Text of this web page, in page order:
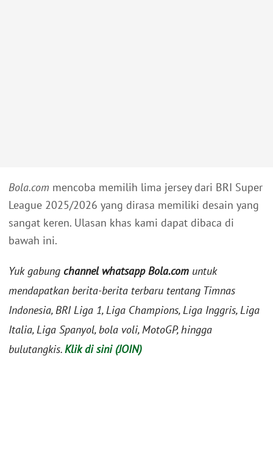
Bola.com mencoba memilih lima jersey dari BRI Super
League 2025/2026 yang dirasa memiliki desain yang
sangat keren. Ulasan khas kami dapat dibaca di
bawah ini.
Yuk gabung channel whatsapp Bola.com untuk
mendapatkan berita-berita terbaru tentang Timnas
Indonesia, BRI Liga 1, Liga Champions, Liga Inggris, Liga
Italia, Liga Spanyol, bola voli, MotoGP, hingga
bulutangkis.Klik di sini (JOIN)